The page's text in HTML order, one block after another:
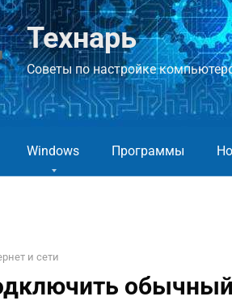
Технарь
Советы по настройке
Windows Программы
и сети